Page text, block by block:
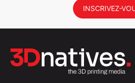
INSCRIVEZ-